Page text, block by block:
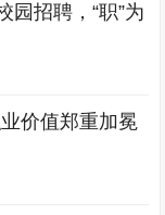
园招聘，“职”为
价值郑重加冕